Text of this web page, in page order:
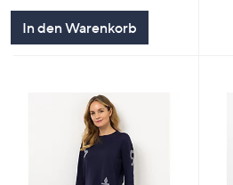
In den Warenkorb